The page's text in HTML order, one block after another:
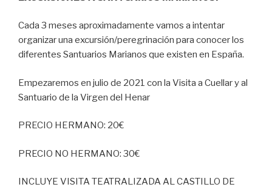
Cada 3 meses aproximadamente vamos a intentar
organizar una excursión/peregrinación para conocer los
diferentes Santuarios Marianos que existen en España.
Empezaremos en julio de 2021 con la Visita a Cuellar y al
Santuario de la Virgen del Henar
PRECIO HERMANO: 20€
PRECIO NO HERMANO: 30€
INCLUYE VISITA TEATRALIZADA AL CASTILLO DE